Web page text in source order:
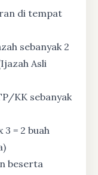
di tempat
sebanyak 2
Asli
KK sebanyak
3 = 2 buah
beserta